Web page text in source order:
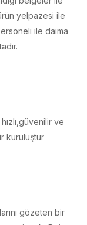
ile daima
ve
gözeten bir
beklentilerini